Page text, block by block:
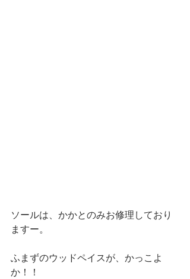
ソールは、かかとのみお修理しており
ますー。
ふまずのウッドペイスが、かっこよ
か！！